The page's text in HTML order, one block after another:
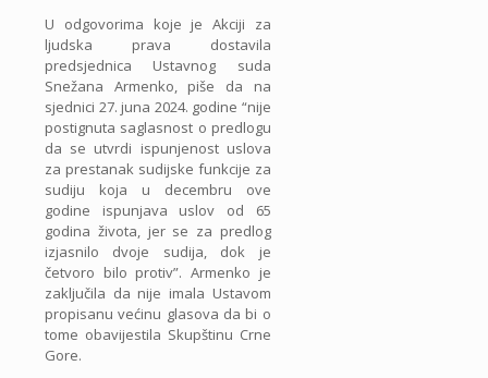
U odgovorima koje je Akciji za
ljudska prava dostavila
predsjednica Ustavnog suda
Snežana Armenko, piše da na
sjednici 27. juna 2024. godine “nije
postignuta saglasnost o predlogu
da se utvrdi ispunjenost uslova
za prestanak sudijske funkcije za
sudiju koja u decembru ove
godine ispunjava uslov od 65
godina života, jer se za predlog
izjasnilo dvoje sudija, dok je
četvoro bilo protiv”. Armenko je
zaključila da nije imala Ustavom
propisanu većinu glasova da bi o
tome obavijestila Skupštinu Crne
Gore.